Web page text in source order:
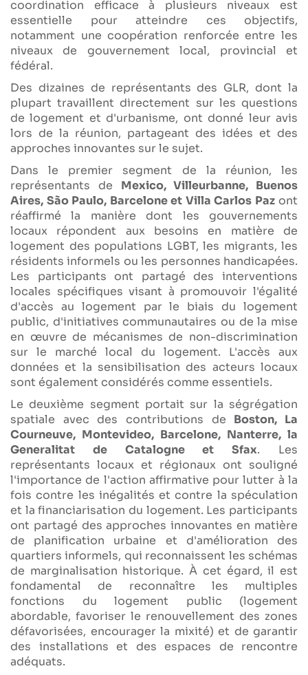
coordination efficace à plusieurs niveaux est
essentielle pour atteindre ces objectifs,
notamment une coopération renforcée entre les
niveaux de gouvernement local, provincial et
fédéral.
Des dizaines de représentants des GLR, dont la
plupart travaillent directement sur les questions
de logement et d'urbanisme, ont donné leur avis
lors de la réunion, partageant des idées et des
approches innovantes sur le sujet.
Dans le premier segment de la réunion, les
représentants de Mexico, Villeurbanne, Buenos
Aires, São Paulo, Barcelone et Villa Carlos Pazont
réaffirmé la manière dont les gouvernements
locaux répondent aux besoins en matière de
logement des populations LGBT, les migrants, les
résidents informels ou les personnes handicapées.
Les participants ont partagé des interventions
locales spécifiques visant à promouvoir l'égalité
d'accès au logement par le biais du logement
public, d'initiatives communautaires ou de la mise
en œuvre de mécanismes de non-discrimination
sur le marché local du logement. L'accès aux
données et la sensibilisation des acteurs locaux
sont également considérés comme essentiels.
Le deuxième segment portait sur la ségrégation
spatiale avec des contributions de Boston, La
Courneuve, Montevideo, Barcelone, Nanterre, la
Generalitat de Catalogne et Sfax. Les
représentants locaux et régionaux ont souligné
l'importance de l'action affirmative pour lutter à la
fois contre les inégalités et contre la spéculation
et la financiarisation du logement. Les participants
ont partagé des approches innovantes en matière
de planification urbaine et d'amélioration des
quartiers informels, qui reconnaissent les schémas
de marginalisation historique. À cet égard, il est
fondamental de reconnaître les multiples
fonctions du logement public (logement
abordable, favoriser le renouvellement des zones
défavorisées, encourager la mixité) et de garantir
des installations et des espaces de rencontre
adéquats.